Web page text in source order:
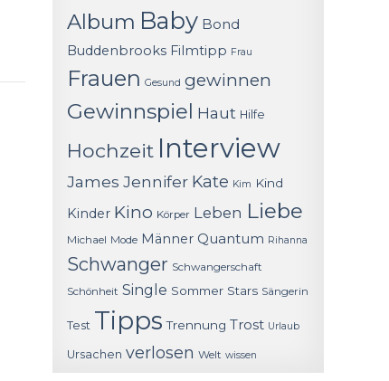
Album Baby Bond
Buddenbrooks Filmtipp Frau
Frauen Gesund gewinnen
Gewinnspiel Haut Hilfe
Hochzeit Interview
James Jennifer Kate Kim Kind
Kinder Kino Körper Leben Liebe
Michael Mode Männer Quantum Rihanna
Schwanger Schwangerschaft
Schönheit Single Sommer Stars Sängerin
Test Tipps Trennung Trost Urlaub
Ursachen verlosen Welt wissen